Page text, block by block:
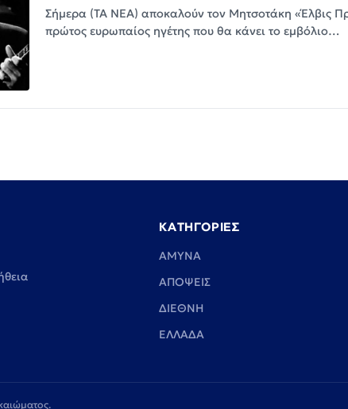
Σήμερα (ΤΑ ΝΕΑ) αποκαλούν τον Μητσοτάκη «Έλβις
πρώτος ευρωπαίος ηγέτης που θα κάνει το εμβόλιο…
ΚΑΤΗΓΟΡΙΕΣ
ΑΜΥΝΑ
ΑΠΟΨΕΙΣ
ΔΙΕΘΝΗ
ΕΛΛΑΔΑ